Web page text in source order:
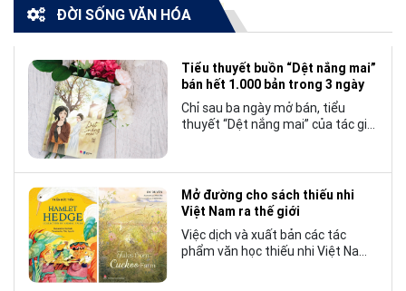
ĐỜI SỐNG VĂN HÓA
Tiểu thuyết buồn “Dệt nắng mai”
bán hết 1.000 bản trong 3 ngày
Chỉ sau ba ngày mở bán, tiểu
thuyết “Dệt nắng mai” của tác giả
chương trẻ khi cán mốc 1.000 bản
tiêu thụ.
Mở đường cho sách thiếu nhi
Việt Nam ra thế giới
Việc dịch và xuất bản các tác
phẩm văn học thiếu nhi Việt Nam